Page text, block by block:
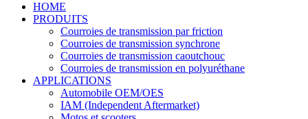
HOME
PRODUITS
Courroies de transmission par friction
Courroies de transmission synchrone
Courroies de transmission caoutchouc
Courroies de transmission en polyuréthane
APPLICATIONS
Automobile OEM/OES
IAM (Independent Aftermarket)